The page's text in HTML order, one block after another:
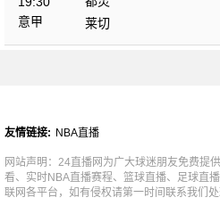
意甲
莱切
友情链接: NBA直播
网站声明：24直播网为广大球迷朋友免费提
看、实时NBA直播赛程、篮球直播、足球直
联网各平台，如有侵权请第一时间联系我们处